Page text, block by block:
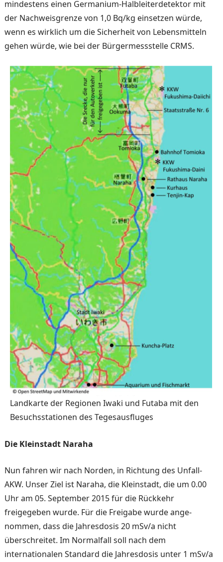
mindestens einen Germanium-Halbleiterdetektor mit
der Nach­weisgrenze von 1,0 Bq/kg ein­setzen würde,
wenn es wirk­lich um die Sicherheit von Lebensmitteln
gehen würde, wie bei der Bürgermessstelle CRMS.
Landkarte der Regionen Iwaki und Futaba mit den
Besuchsstationen des Tegesausfluges
Die Kleinstadt Naraha
Nun fahren wir nach Norden, in Richtung des Unfall-
AKW. Unser Ziel ist Naraha, die Kleinstadt, die um 0.00
Uhr am 05. September 2015 für die Rück­kehr
freigegeben wurde. Für die Freigabe wurde ange­
nommen, dass die Jahresdosis 20 mSv/a nicht
überschreitet. Im Normalfall soll nach dem
internationalen Standard die Jahresdosis unter 1 mSv/a